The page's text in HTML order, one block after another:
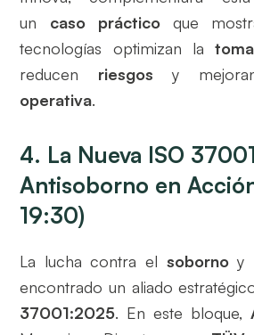
un caso prácticoque
tecnologías optimizan la
reducen riesgos y
operativa.
4. La Nueva ISO 37001
Antisoborno en
19:30)
La lucha contra el sobornoy
encontrado un aliado
37001:2025. En este bloque,